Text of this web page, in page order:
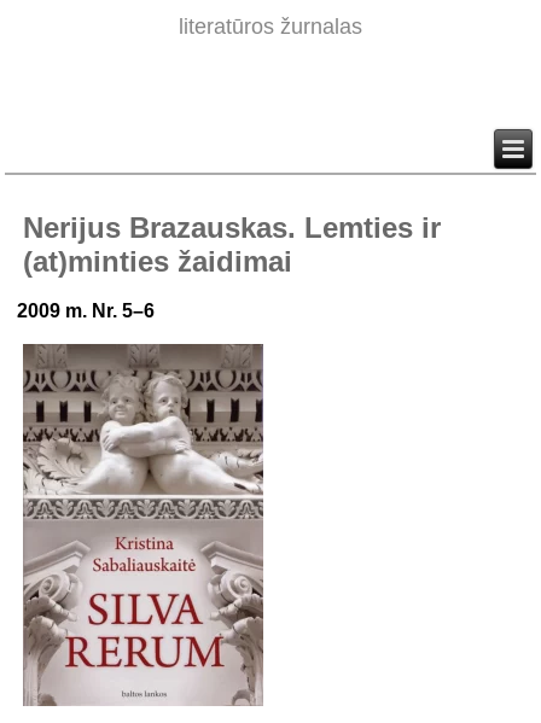
literatūros žurnalas
Nerijus Brazauskas. Lemties ir
(at)minties žaidimai
2009 m. Nr. 5–6